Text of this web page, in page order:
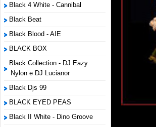
Black 4 White - Cannibal
Black Beat
Black Blood - AIE
BLACK BOX
Black Collection - DJ Eazy
Nylon e DJ Lucianor
Black Djs 99
BLACK EYED PEAS
Black II White - Dino Groove